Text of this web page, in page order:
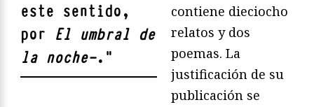
este sentido,
por El umbral de
la noche—. "
contiene dieciocho
relatos y dos
poemas. La
justificación de su
publicación se